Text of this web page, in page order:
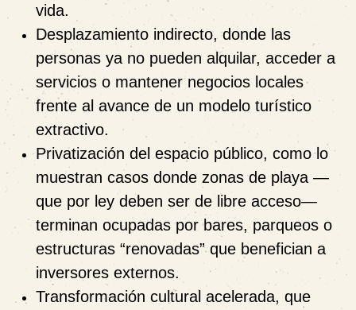
vida.
Desplazamiento indirecto, donde las
personas ya no pueden alquilar, acceder a
servicios o mantener negocios locales
frente al avance de un modelo turístico
extractivo.
Privatización del espacio público, como lo
muestran casos donde zonas de playa —
que por ley deben ser de libre acceso—
terminan ocupadas por bares, parqueos o
estructuras “renovadas” que benefician a
inversores externos.
Transformación cultural acelerada, que